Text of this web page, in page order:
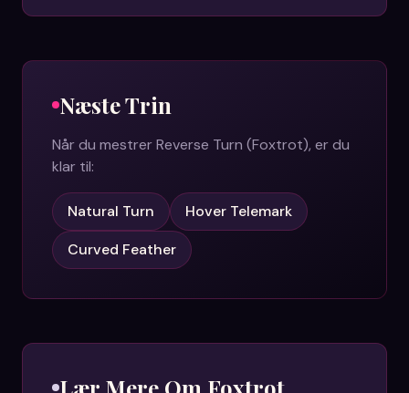
Næste Trin
Når du mestrerReverse Turn (Foxtrot), er du
klar til:
Natural Turn
Hover Telemark
Curved Feather